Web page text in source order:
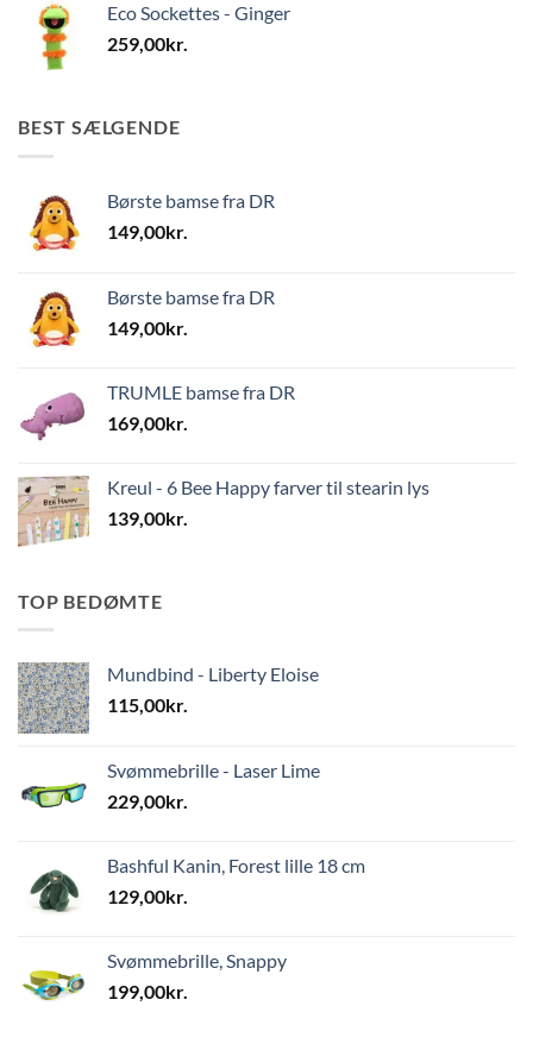
Eco Sockettes - Ginger
259,00kr.
BEST SÆLGENDE
Børste bamse fra DR
149,00kr.
Børste bamse fra DR
149,00kr.
TRUMLE bamse fra DR
169,00kr.
Kreul - 6 Bee Happy farver til stearin lys
139,00kr.
TOP BEDØMTE
Mundbind - Liberty Eloise
115,00kr.
Svømmebrille - Laser Lime
229,00kr.
Bashful Kanin, Forest lille 18 cm
129,00kr.
Svømmebrille, Snappy
199,00kr.